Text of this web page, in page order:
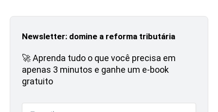
Newsletter: domine a reforma tributária
🚀 Aprenda tudo o que você precisa em
apenas 3 minutos e ganhe um e-book
gratuito